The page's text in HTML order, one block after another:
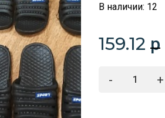
В наличии: 12
159.12 p
- +